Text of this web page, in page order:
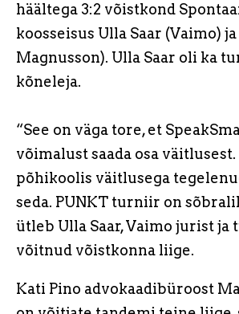
häältega 3:2 võistkond
koosseisus Ulla Saar (Vaimo)
Magnusson). Ulla Saar oli ka
kõneleja.
“See on väga tore, et
võimalust saada osa
põhikoolis väitlusega
seda. PUNKT turniir on
ütleb Ulla Saar, Vaimo jurist
võitnud võistkonna liige.
Kati Pino advokaadibüroost